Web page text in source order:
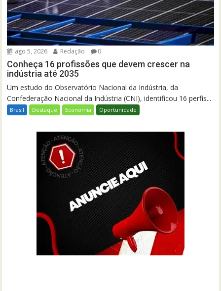
ago 5, 2026 Redação 0
Conheça 16 profissões que devem crescer na
indústria até 2035
Um estudo do Observatório Nacional da Indústria, da
Confederação Nacional da Indústria (CNI), identificou 16 perfis...
Brasil Destaque Economia Oportunidade